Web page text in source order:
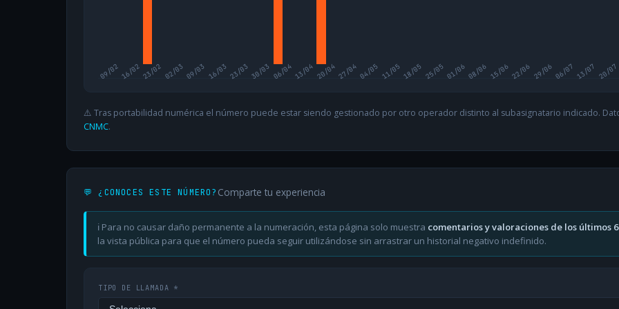
09/0216/0223/02 02/03 09/03 16/03 23/03 30/03 06/0413/04 20/0427/0404/05 11/0518/05 25/0501/0608/06 15/0622/06 29/0606/07 13/07 20/07
⚠️ Tras portabilidad numérica el número puede estar siendo gestionado por otro operador distinto al subasignatario indicado.
CNMC.
💬 ¿CONOCES ESTE NÚMERO? Comparte tu experiencia
ℹ️ Para no causar daño permanente a la numeración, esta página solo muestra comentarios y valoraciones de los últimos
la vista pública para que el número pueda seguir utilizándose sin arrastrar un historial negativo indefinido.
TIPO DE LLAMADA *